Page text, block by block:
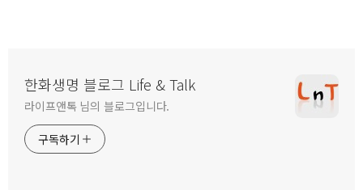
한화생명 블로그 Life & Talk
라이프앤톡 님의 블로그입니다.
구독하기